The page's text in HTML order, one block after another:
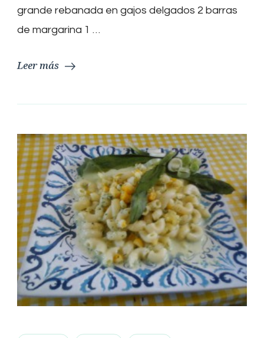
grande rebanada en gajos delgados 2 barras
de margarina 1 …
Leer más